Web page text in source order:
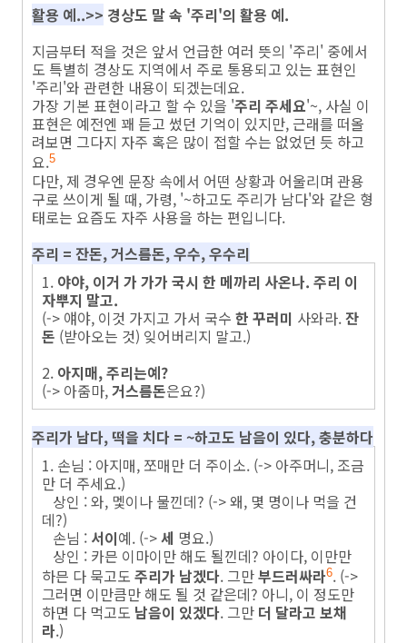
활용 예..>> 경상도 말 속 '주리'의 활용 예.
지금부터 적을 것은 앞서 언급한 여러 뜻의 '주리' 중에서
도 특별히 경상도 지역에서 주로 통용되고 있는 표현인
'주리'와 관련한 내용이 되겠는데요.
가장 기본 표현이라고 할 수 있을 '주리 주세요'~, 사실 이
표현은 예전엔 꽤 듣고 썼던 기억이 있지만, 근래를 떠올
려보면 그다지 자주 혹은 많이 접할 수는 없었던 듯 하고
요.5
다만, 제 경우엔 문장 속에서 어떤 상황과 어울리며 관용
구로 쓰이게 될 때, 가령, '~하고도 주리가 남다'와 같은 형
태로는 요즘도 자주 사용을 하는 편입니다.
주리 = 잔돈, 거스름돈, 우수, 우수리
1. 야야, 이거 가 가가 국시 한 메까리 사온나. 주리 이
자뿌지 말고.
(-> 얘야, 이것 가지고 가서 국수 한 꾸러미 사와라.잔
돈 (받아오는 것) 잊어버리지 말고.)
2. 아지매, 주리는예?
(-> 아줌마,거스름돈은요?)
주리가 남다, 떡을 치다 = ~하고도 남음이 있다, 충분하다
1. 손님 : 아지매, 쪼매만 더 주이소. (-> 아주머니, 조금
만 더 주세요.)
상인 : 와, 멫이나 물낀데? (-> 왜, 몇 명이나 먹을 건
데?)
손님 : 서이예. (->세 명요.)
상인 : 카믄 이마이만 해도 될낀데? 아이다, 이만만
하믄 다 묵고도 주리가 남겠다. 그만부드러싸라6. (->
그러면 이만큼만 해도 될 것 같은데? 아니, 이 정도만
하면 다 먹고도 남음이 있겠다. 그만 더 달라고 보채
라.)